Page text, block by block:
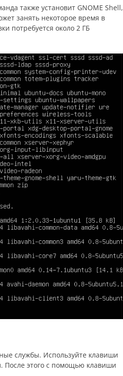
также установит GNOME Shell,
занять некоторое время в
потребуется около 2 ГБ
службы. Используйте клавиши
После этого с помощью клавиши